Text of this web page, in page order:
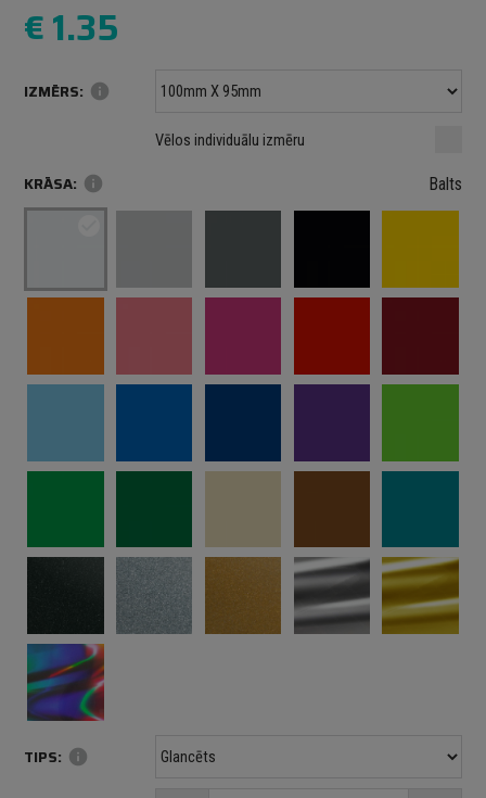
€1.35
IZMĒRS: info
mm mm
Maksimālais izmērs: 1000 mm
Vēlos individuālu izmēru
KRĀSA: info Balts
TIPS: info